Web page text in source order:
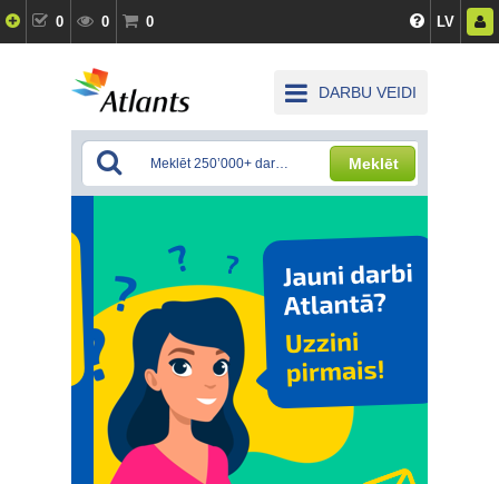
0 0 0 LV
DARBU VEIDI
Meklēt